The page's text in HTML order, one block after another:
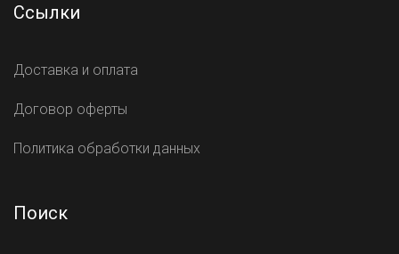
Ссылки
Доставка и оплата
Договор оферты
Политика обработки данных
Поиск